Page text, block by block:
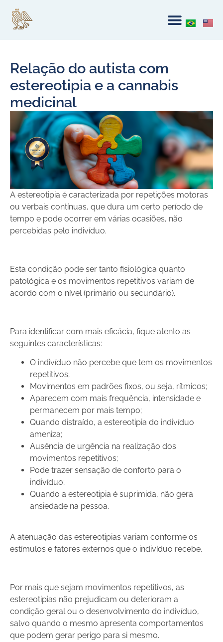
Relação do autista com
estereotipia e a cannabis
medicinal
A estereotipia é caracterizada por repetições motoras
ou verbais contínuas, que dura um certo período de
tempo e pode ocorrer em várias ocasiões, não
percebidas pelo indivíduo.
Esta condição pode ser tanto fisiológica quanto
patológica e os movimentos repetitivos variam de
acordo com o nível (primário ou secundário).
Para identificar com mais eficácia, fique atento as
seguintes características:
O indivíduo não percebe que tem os movimentos
repetitivos;
Movimentos em padrões fixos, ou seja, rítmicos;
Aparecem com mais frequência, intensidade e
permanecem por mais tempo;
Quando distraído, a estereotipia do indivíduo
ameniza;
Ausência de urgência na realização dos
movimentos repetitivos;
Pode trazer sensação de conforto para o
indivíduo;
Quando a estereotipia é suprimida, não gera
ansiedade na pessoa.
A atenuação das estereotipias variam conforme os
estímulos e fatores externos que o indivíduo recebe.
Por mais que sejam movimentos repetitivos, as
estereotipias não prejudicam ou deterioram a
condição geral ou o desenvolvimento do indivíduo,
salvo quando o mesmo apresenta comportamentos
que podem gerar perigo para si mesmo.